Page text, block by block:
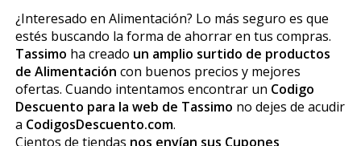
¿Interesado en Alimentación? Lo más seguro es que
estés buscando la forma de ahorrar en tus compras.
Tassimo ha creado un amplio surtido de productos
de Alimentación con buenos precios y mejores
ofertas. Cuando intentamos encontrar un Codigo
Descuento para la web de Tassimo no dejes de acudir
a CodigosDescuento.com.
Cientos de tiendas nos envían sus Cupones